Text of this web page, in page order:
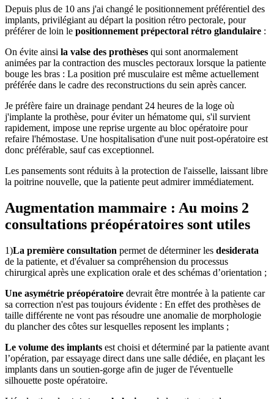
Depuis plus de 10 ans j'ai changé le positionnement préférentiel des
implants, privilégiant au départ la position rétro pectorale, pour
préférer de loin le positionnement prépectoral rétro glandulaire :
On évite ainsi la valse des prothèses qui sont anormalement
animées par la contraction des muscles pectoraux lorsque la patiente
bouge les bras : La position pré musculaire est même actuellement
préférée dans le cadre des reconstructions du sein après cancer.
Je préfère faire un drainage pendant 24 heures de la loge où
j'implante la prothèse, pour éviter un hématome qui, s'il survient
rapidement, impose une reprise urgente au bloc opératoire pour
refaire l'hémostase. Une hospitalisation d'une nuit post-opératoire est
donc préférable, sauf cas exceptionnel.
Les pansements sont réduits à la protection de l'aisselle, laissant libre
la poitrine nouvelle, que la patiente peut admirer immédiatement.
Augmentation mammaire : Au moins 2
consultations préopératoires sont utiles
1)La première consultation permet de déterminer les desiderata
de la patiente, et d'évaluer sa compréhension du processus
chirurgical après une explication orale et des schémas d’orientation ;
Une asymétrie préopératoire devrait être montrée à la patiente car
sa correction n'est pas toujours évidente : En effet des prothèses de
taille différente ne vont pas résoudre une anomalie de morphologie
du plancher des côtes sur lesquelles reposent les implants ;
Le volume des implants est choisi et déterminé par la patiente avant
l’opération, par essayage direct dans une salle dédiée, en plaçant les
implants dans un soutien-gorge afin de juger de l'éventuelle
silhouette poste opératoire.